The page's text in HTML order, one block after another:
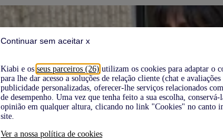
Kiabi e os seus parceiros (26) utilizam os cookies para adaptar o
para lhe dar acesso a soluções de relação cliente (chat e
publicidade personalizadas, oferecer-lhe serviços relacionados
de desempenho. Uma vez que tenha feito a sua escolha,
opinião em qualquer altura, clicando no link "Cookies" no canto
site.
Ver a nossa política de cookies
Continuar sem aceitar x